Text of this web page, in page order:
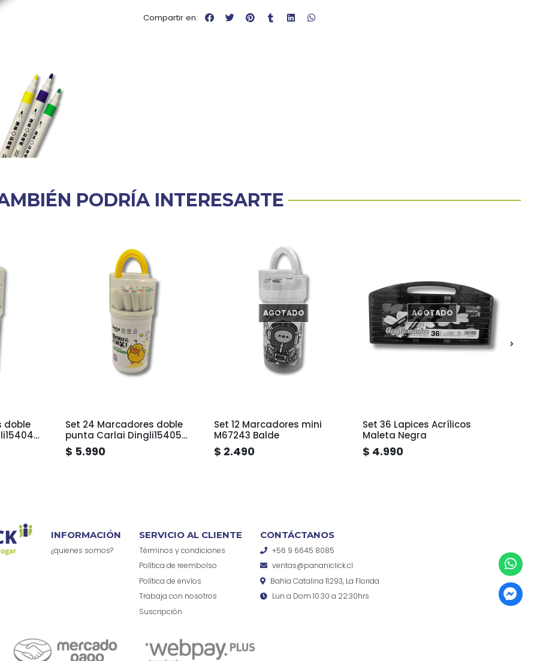
Compartir en:
PODRÍA INTERESARTE
doble
Set 24 Marcadores doble
punta Carlai Dingli15405
Tarro
$ 5.990
AGOTADO
Set 12 Marcadores mini
M67243 Balde
$ 2.490
AGOTADO
Set 36 Lapices Acrílicos
Maleta Negra
$ 4.990
INFORMACIÓN
¿quienes somos?
SERVICIO AL CLIENTE
Términos y condiciones
Política de reembolso
Política de envíos
Trabaja con nosotros
Suscripción
CONTÁCTANOS
+56 9 6645 8085
ventas@pananiclick.cl
Bahía Catalina 11293, La Florida
Lun a Dom 10:30 a 22:30hrs